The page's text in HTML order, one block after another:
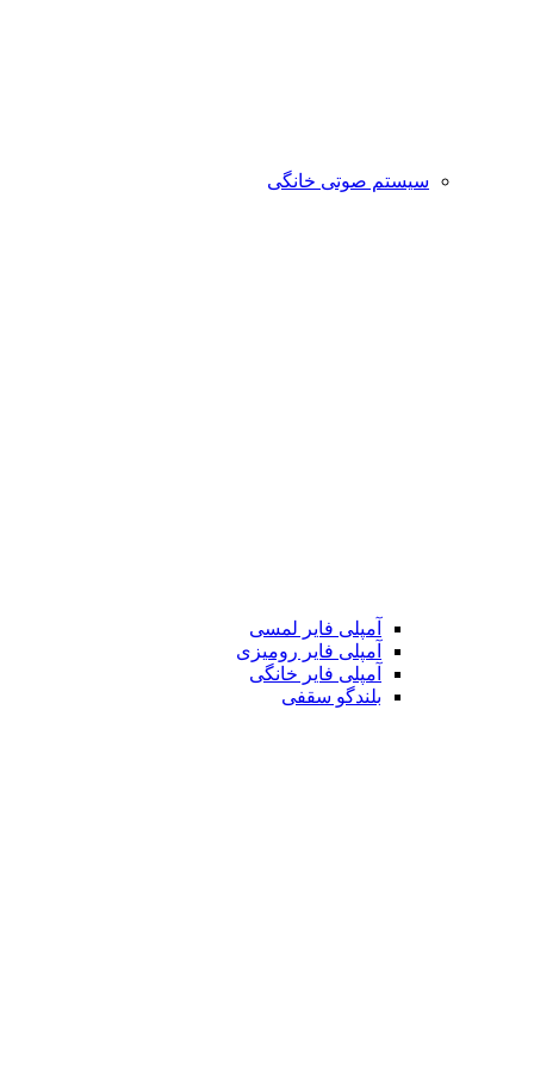
سیستم صوتی خانگی
آمپلی فایر لمسی
آمپلی فایر رومیزی
آمپلی فایر خانگی
بلندگو سقفی